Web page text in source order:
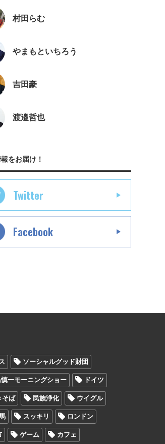
村田らむ
やまもといちろう
吉田豪
渡邉哲也
をお届け！
Twitter
Facebook
ソーシャルグッド財団
一モーニングショー ドイツ
そば 民族浄化 ウイグル
スッキリ ロンドン
ゲーム カフェ